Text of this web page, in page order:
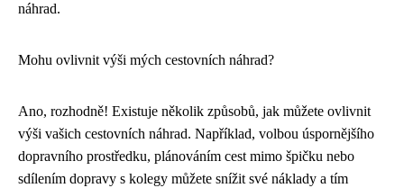
náhrad.
Mohu ovlivnit výši mých cestovních náhrad?
Ano, rozhodně! Existuje několik způsobů, jak můžete ovlivnit
výši vašich cestovních náhrad. Například, volbou úspornějšího
dopravního prostředku, plánováním cest mimo špičku nebo
sdílením dopravy s kolegy můžete snížit své náklady a tím